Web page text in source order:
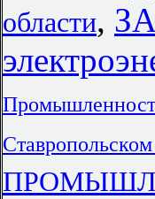
области,